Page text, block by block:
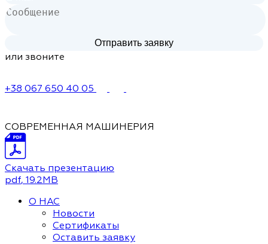
или звоните
+38 067 650 40 05
СОВРЕМЕННАЯ МАШИНЕРИЯ
Скачать презентацию
pdf, 19.2MB
О НАС
Новости
Сертификаты
Оставить заявку